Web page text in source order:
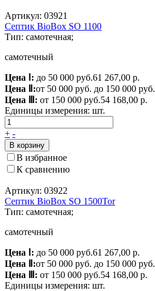
Артикул: 03921
Септик BioBox SO 1100
Тип: самотечная;
самотечный
Цена Ⅰ: до 50 000 руб.61 267,00 р.
Цена Ⅱ:от 50 000 руб. до 150 000 руб.
Цена Ⅲ: от 150 000 руб.54 168,00 р.
Единицы измерения: шт.
+ -
В корзину
В избранное
К сравнению
Артикул: 03922
Септик BioBox SO 1500Tor
Тип: самотечная;
самотечный
Цена Ⅰ: до 50 000 руб.61 267,00 р.
Цена Ⅱ:от 50 000 руб. до 150 000 руб.
Цена Ⅲ: от 150 000 руб.54 168,00 р.
Единицы измерения: шт.